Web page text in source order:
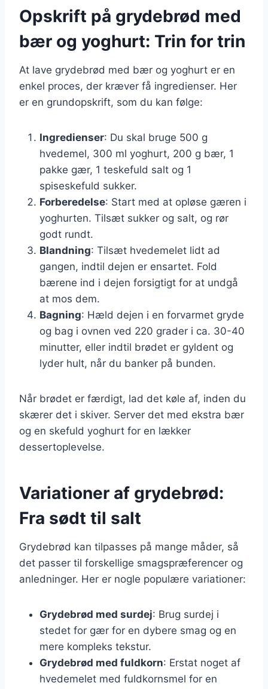
Opskrift på grydebrød med
bær og yoghurt: Trin for trin
At lave grydebrød med bær og yoghurt er en
enkel proces, der kræver få ingredienser. Her
er en grundopskrift, som du kan følge:
Ingredienser: Du skal bruge 500 g
hvedemel, 300 ml yoghurt, 200 g bær, 1
pakke gær, 1 teskefuld salt og 1
spiseskefuld sukker.
Forberedelse: Start med at opløse gæren i
yoghurten. Tilsæt sukker og salt, og rør
godt rundt.
Blandning: Tilsæt hvedemelet lidt ad
gangen, indtil dejen er ensartet. Fold
bærene ind i dejen forsigtigt for at undgå
at mos dem.
Bagning: Hæld dejen i en forvarmet gryde
og bag i ovnen ved 220 grader i ca. 30-40
minutter, eller indtil brødet er gyldent og
lyder hult, når du banker på bunden.
Når brødet er færdigt, lad det køle af, inden du
skærer det i skiver. Server det med ekstra bær
og en skefuld yoghurt for en lækker
dessertoplevelse.
Variationer af grydebrød:
Fra sødt til salt
Grydebrød kan tilpasses på mange måder, så
det passer til forskellige smagspræferencer og
anledninger. Her er nogle populære variationer:
Grydebrød med surdej: Brug surdej i
stedet for gær for en dybere smag og en
mere kompleks tekstur.
Grydebrød med fuldkorn: Erstat noget af
hvedemelet med fuldkornsmel for en